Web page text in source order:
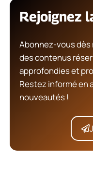
Rejoignez
Abonnez-vous dès
des contenus
approfondies et
Restez informé en
nouveautés !